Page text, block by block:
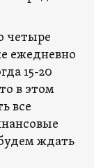
четыре
ежедневно
15-20
в этом
все
ждать